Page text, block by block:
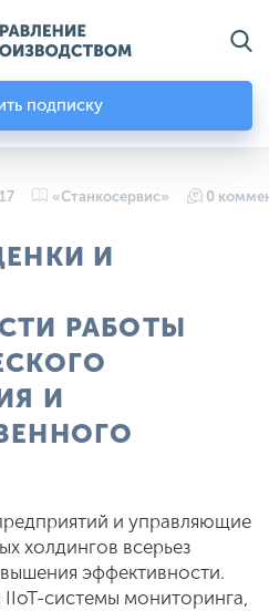
подписку
«Станкосервис» 0
И
РАБОТЫ
И
и управляющие
холдингов всерьез
эффективности.
системы мониторинга,